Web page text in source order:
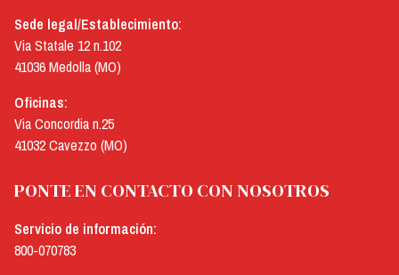
Sede legal/Establecimiento:
Via Statale 12 n.102
41036 Medolla (MO)
Oficinas:
Via Concordia n.25
41032 Cavezzo (MO)
PONTE EN CONTACTO CON NOSOTROS
Servicio de información:
800-070783